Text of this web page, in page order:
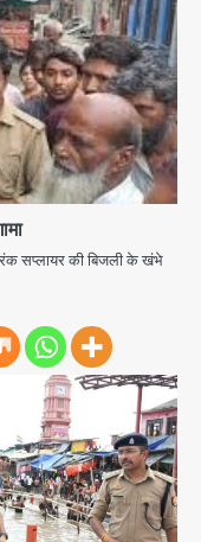
सप्लायर की बिजली के खंभे